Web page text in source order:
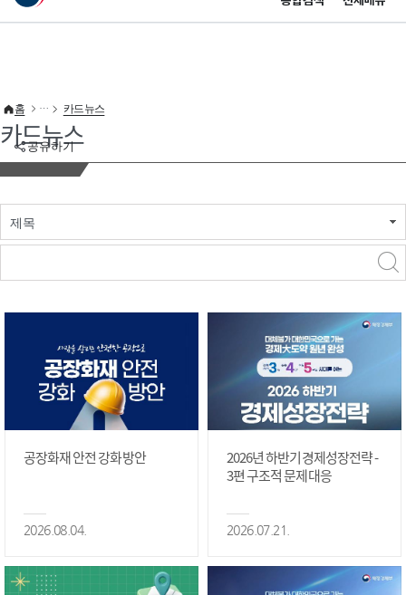
이 누리집은 대한민국 공식 전자정부 누리집입니다.
공유하기
홈 카드뉴스
카드뉴스
제목
공장화재 안전 강화 방안
2026.08.04.
2026년 하반기 경제성장전략 -
3편 구조적 문제 대응
2026.07.21.